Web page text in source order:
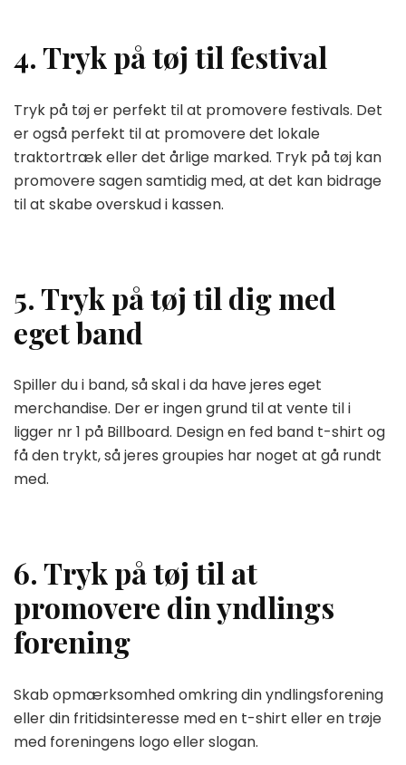
4. Tryk på tøj til festival
Tryk på tøj er perfekt til at promovere festivals. Det
er også perfekt til at promovere det lokale
traktortræk eller det årlige marked. Tryk på tøj kan
promovere sagen samtidig med, at det kan bidrage
til at skabe overskud i kassen.
5. Tryk på tøj til dig med
eget band
Spiller du i band, så skal i da have jeres eget
merchandise. Der er ingen grund til at vente til i
ligger nr 1 på Billboard. Design en fed band t-shirt og
få den trykt, så jeres groupies har noget at gå rundt
med.
6. Tryk på tøj til at
promovere din yndlings
forening
Skab opmærksomhed omkring din yndlingsforening
eller din fritidsinteresse med en t-shirt eller en trøje
med foreningens logo eller slogan.